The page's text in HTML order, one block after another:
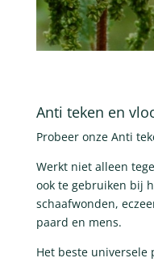
Anti teken en
Probeer onze Anti
Werkt niet alleen
ook te gebruiken bij
schaafwonden,
paard en mens.
Het beste